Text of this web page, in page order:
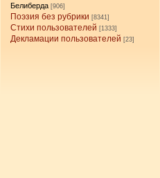
Белиберда [906]
Поэзия без рубрики [8341]
Стихи пользователей [1333]
Декламации пользователей [23]